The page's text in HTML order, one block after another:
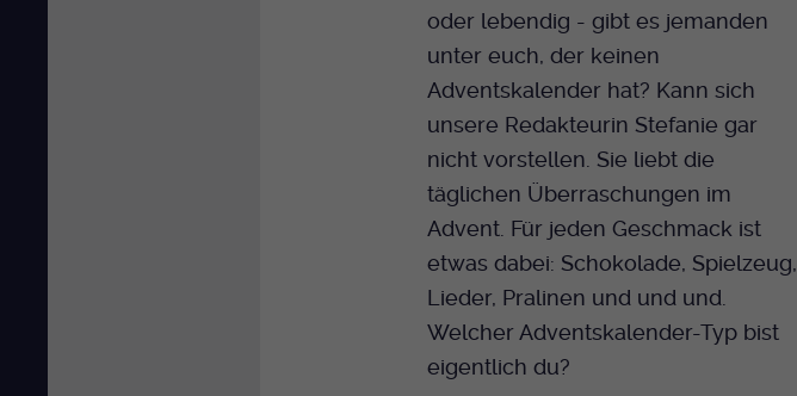
oder lebendig - gibt es jemanden
unter euch, der keinen
Adventskalender hat? Kann sich
unsere Redakteurin Stefanie gar
nicht vorstellen. Sie liebt die
täglichen Überraschungen im
Advent. Für jeden Geschmack ist
etwas dabei: Schokolade, Spielzeug,
Lieder, Pralinen und und und.
Welcher Adventskalender-Typ bist
eigentlich du?